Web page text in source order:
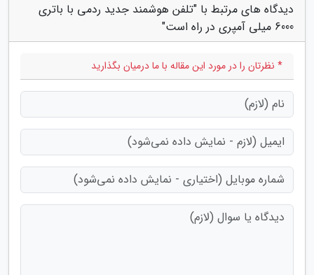
دیدگاه های مرتبط با "تلفن هوشمند جدید ردمی با باتری
6000 میلی آمپری در راه است"
* نظرتان را در مورد این مقاله با ما درمیان بگذارید